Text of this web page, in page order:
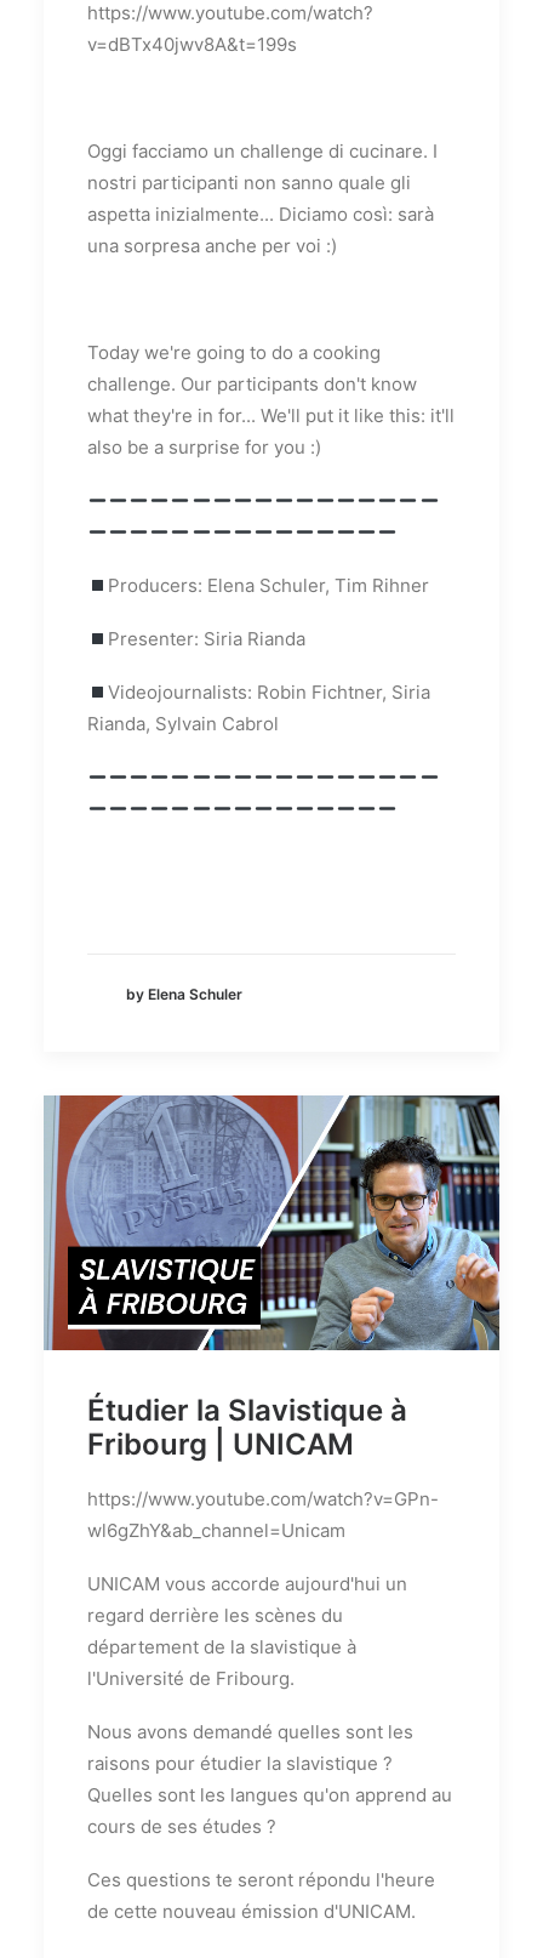
https://www.youtube.com/watch?
v=dBTx40jwv8A&t=199s
Oggi facciamo un challenge di cucinare. I
nostri participanti non sanno quale gli
aspetta inizialmente... Diciamo così: sarà
una sorpresa anche per voi :)
Today we're going to do a cooking
challenge. Our participants don't know
what they're in for... We'll put it like this: it'll
also be a surprise for you :)
Producers: Elena Schuler, Tim Rihner
Presenter: Siria Rianda
Videojournalists: Robin Fichtner, Siria
Rianda, Sylvain Cabrol
by Elena Schuler
Étudier la Slavistique à
Fribourg | UNICAM
https://www.youtube.com/watch?v=GPn-
wl6gZhY&ab_channel=Unicam
UNICAM vous accorde aujourd'hui un
regard derrière les scènes du
département de la slavistique à
l'Université de Fribourg.
Nous avons demandé quelles sont les
raisons pour étudier la slavistique ?
Quelles sont les langues qu'on apprend au
cours de ses études ?
Ces questions te seront répondu l'heure
de cette nouveau émission d'UNICAM.